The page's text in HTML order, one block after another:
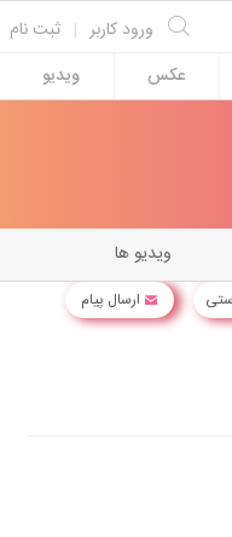
ثبت نام | ورود کاربر
عکس ویدیو
ارسال پیام
ویدیو ها